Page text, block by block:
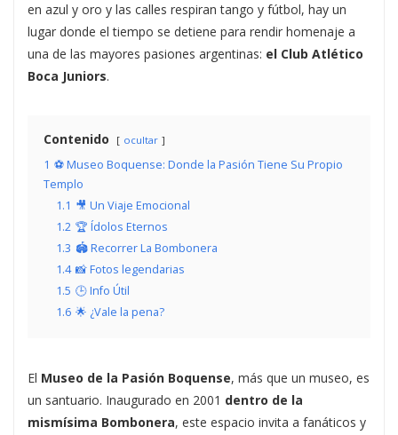
en azul y oro y las calles respiran tango y fútbol, hay un
lugar donde el tiempo se detiene para rendir homenaje a
una de las mayores pasiones argentinas: el Club Atlético
Boca Juniors.
Contenido ocultar
1 ⚽ Museo Boquense: Donde la Pasión Tiene Su Propio
Templo
1.1 🎥 Un Viaje Emocional
1.2 🏆 Ídolos Eternos
1.3 🏟️ Recorrer La Bombonera
1.4 📸 Fotos legendarias
1.5 🕒 Info Útil
1.6 🌟 ¿Vale la pena?
El Museo de la Pasión Boquense, más que un museo, es
un santuario. Inaugurado en 2001 dentro de la
mismísima Bombonera, este espacio invita a fanáticos y